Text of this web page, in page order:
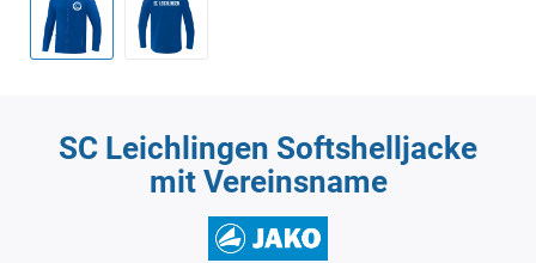
SC Leichlingen Softshelljacke
mit Vereinsname